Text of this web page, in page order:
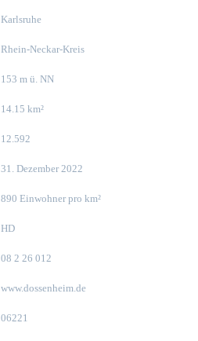
Karlsruhe
Rhein-Neckar-Kreis
153 m ü. NN
14.15 km²
12.592
31. Dezember 2022
890 Einwohner pro km²
HD
08 2 26 012
www.dossenheim.de
06221